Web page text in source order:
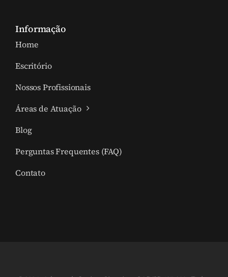
Informação
Home
Escritório
Nossos Profissionais
Áreas de Atuação
Blog
Perguntas Frequentes (FAQ)
Contato